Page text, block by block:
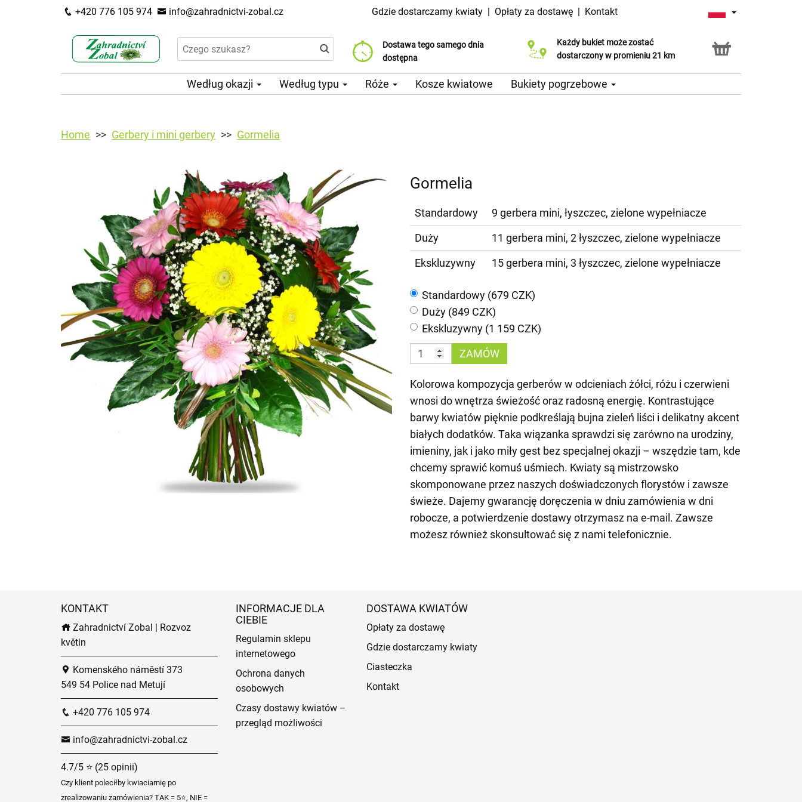
+420 776 105 974 info@zahradnictvi-zobal.cz Gdzie dostarczamy kwiaty | Opłaty za dostawę | Kontakt
Dostawa tego samego dnia
dostępna
Koszt dostawy już od 99 CZK
Wybierz datę dostawy
Każdy bukiet może zostać
dostarczony w promieniu 21 km
Usługa Click & Collect
Według okazji Według typu Róże Kosze kwiatowe Bukiety pogrzebowe
Home Gerbery i mini gerbery Gormelia
Gormelia
Standardowy
9 gerbera mini, łyszczec, zielone wypełniacze
Duży
11 gerbera mini, 2 łyszczec, zielone wypełniacze
Ekskluzywny
15 gerbera mini, 3 łyszczec, zielone wypełniacze
Standardowy (679 CZK)
Duży (849 CZK)
Ekskluzywny (1 159 CZK)
ZAMÓW
Kolorowa kompozycja gerberów w odcieniach żółci, różu i czerwieni
wnosi do wnętrza świeżość oraz radosną energię. Kontrastujące
barwy kwiatów pięknie podkreślają bujna zieleń liści i delikatny akcent
białych dodatków. Taka wiązanka sprawdzi się zarówno na urodziny,
imieniny, jak i jako miły gest bez specjalnej okazji – wszędzie tam, kde
chcemy sprawić komuś uśmiech. Kwiaty są mistrzowsko
skomponowane przez naszych doświadczonych florystów i zawsze
świeże. Dajemy gwarancję doręczenia w dniu zamówienia w dni
robocze, a potwierdzenie dostawy otrzymasz na e-mail. Zawsze
możesz również skonsultować się z nami telefonicznie.
KONTAKT
Zahradnictví Zobal | Rozvoz
květin
Komenského náměstí 373
549 54 Police nad Metují
+420 776 105 974
info@zahradnictvi-zobal.cz
4.7/5 ⭐ (25 opinii)
Czy klient poleciłby kwiaciarnię po
zrealizowaniu zamówienia? TAK = 5⭐, NIE =
INFORMACJE DLA
CIEBIE
Regulamin sklepu
internetowego
Ochrona danych
osobowych
Czasy dostawy kwiatów –
przegląd możliwości
DOSTAWA KWIATÓW
Opłaty za dostawę
Gdzie dostarczamy kwiaty
Ciasteczka
Kontakt